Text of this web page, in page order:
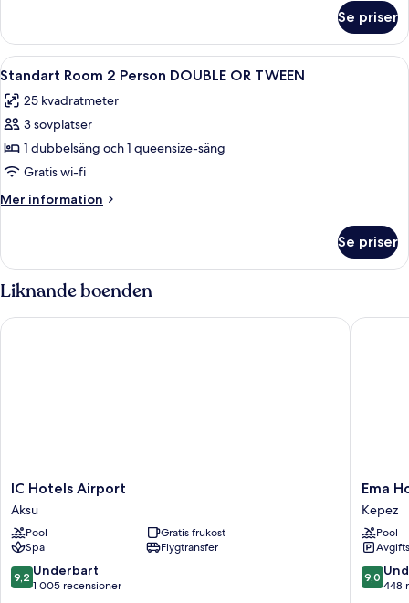
Se priser
Öppna
alla
foton
för
Standart
Room
2
Person
OR
TWEEN
Minibar, värdeförvaringsskåp på
4
Standart Room 2 Person DOUBLE OR TWEEN
25 kvadratmeter
3 sovplatser
1 dubbelsäng och 1 queensize-säng
Gratis wi-fi
Mer information
Mer
Room
2
Person
DOUBLE
OR
Se priser
Liknande boenden
IC
Hotels
Airport
Aksu
IC Hotels Airport
Aksu
Pool
Gratis frukost
Spa
Flygtransfer
9.2
av
9,2 Underbart
1 005 recensioner
IC Hotels Airport
Ema
Houses
Kepez
Ema
Kepez
Pool
9.0
av
9,0
448
Ema